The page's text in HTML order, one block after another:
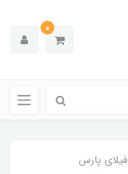
0
فیلای پارس